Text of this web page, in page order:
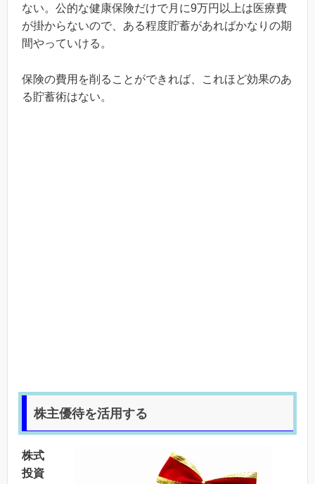
ない。公的な健康保険だけで月に9万円以上は医療費
が掛からないので、ある程度貯蓄があればかなりの期
間やっていける。
保険の費用を削ることができれば、これほど効果のあ
る貯蓄術はない。
株主優待を活用する
株式
投資